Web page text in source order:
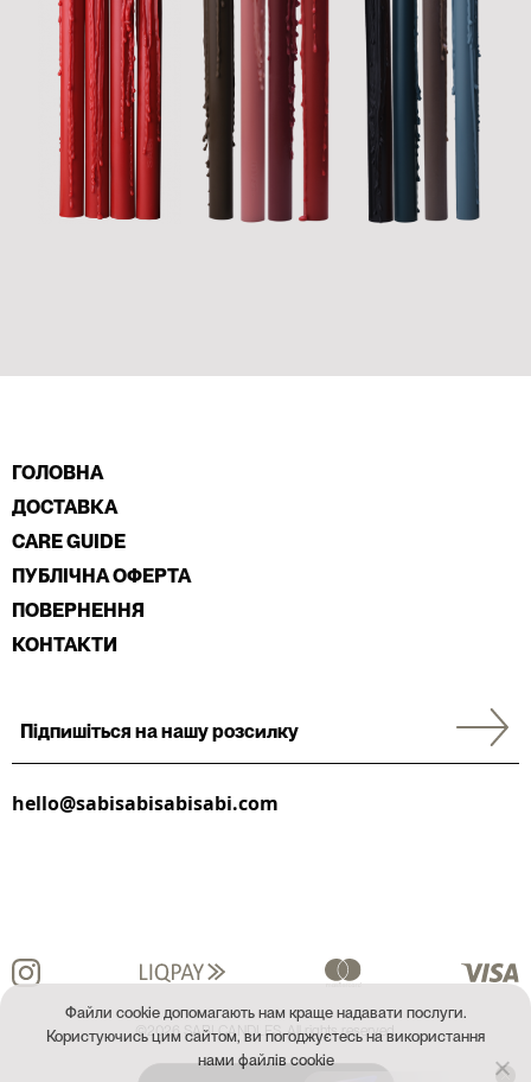
ГОЛОВНА
ДОСТАВКА
CARE GUIDE
ПУБЛІЧНА ОФЕРТА
ПОВЕРНЕННЯ
КОНТАКТИ
hello@sabisabisabisabi.com
©2026 SABI CANDLES. All rights reserved.
Файли cookie допомагають нам краще надавати послуги.
Користуючись цим сайтом, ви погоджуєтесь на використання
нами файлів cookie